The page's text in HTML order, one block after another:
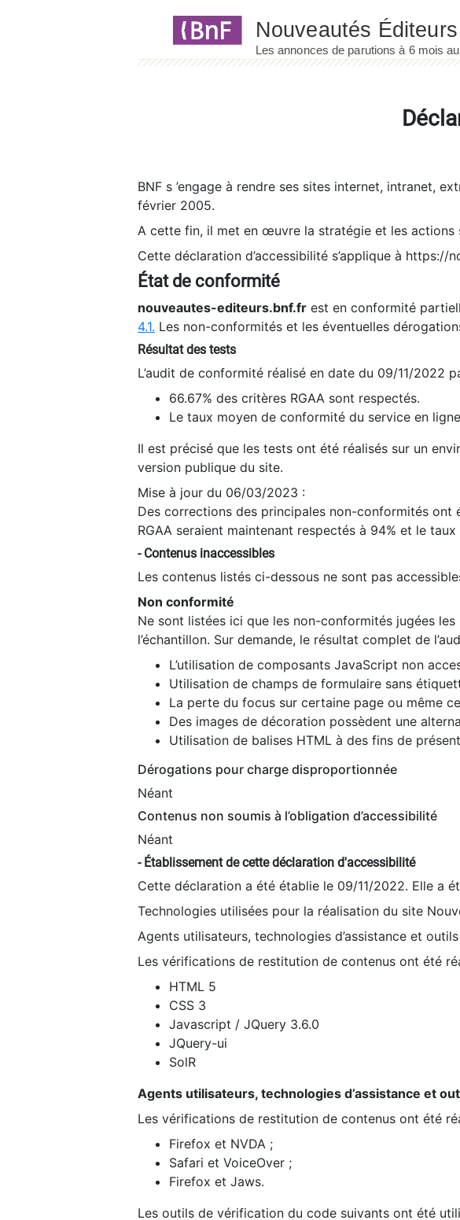
BNF s ’engage à rendre ses sites internet, intranet,
février 2005.
A cette fin, il met en œuvre la stratégie et les actions
Cette déclaration d’accessibilité s’applique à https://
État de conformité
nouveautes-editeurs.bnf.fr est en conformité
4.1. Les non-conformités et les éventuelles
Résultat des tests
L’audit de conformité réalisé en date du 09/11/2022
66.67% des critères RGAA sont respectés.
Le taux moyen de conformité du service en
Il est précisé que les tests ont été réalisés sur un
version publique du site.
Mise à jour du 06/03/2023 :
Des corrections des principales non-conformités ont
RGAA seraient maintenant respectés à 94% et le
- Contenus inaccessibles
Les contenus listés ci-dessous ne sont pas
Non conformité
Ne sont listées ici que les non-conformités jugées
l’échantillon. Sur demande, le résultat complet de
L’utilisation de composants JavaScript non
Utilisation de champs de formulaire sans
La perte du focus sur certaine page ou même
Des images de décoration possèdent une
Utilisation de balises HTML à des fins de
Dérogations pour charge disproportionnée
Néant
Contenus non soumis à l’obligation d’accessibilité
Néant
- Établissement de cette déclaration d'accessibilité
Cette déclaration a été établie le 09/11/2022. Elle a
Technologies utilisées pour la réalisation du site
Agents utilisateurs, technologies d’assistance et
Les vérifications de restitution de contenus ont été
HTML 5
CSS 3
Javascript / JQuery 3.6.0
JQuery-ui
SolR
Agents utilisateurs, technologies d’assistance et
Les vérifications de restitution de contenus ont été
Firefox et NVDA ;
Safari et VoiceOver ;
Firefox et Jaws.
Les outils de vérification du code suivants ont été